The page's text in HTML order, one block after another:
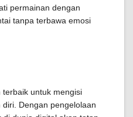
permainan dengan
tanpa terbawa emosi
untuk mengisi
Dengan pengelolaan